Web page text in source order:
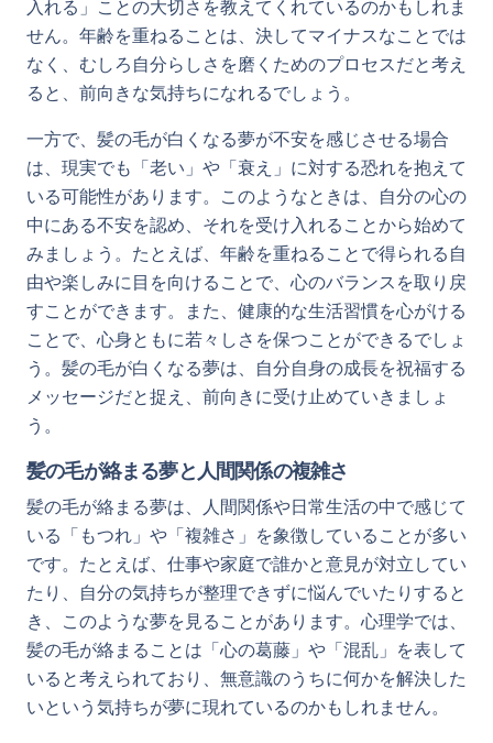
入れる」ことの大切さを教えてくれているのかもしれま
せん。年齢を重ねることは、決してマイナスなことでは
なく、むしろ自分らしさを磨くためのプロセスだと考え
ると、前向きな気持ちになれるでしょう。
一方で、髪の毛が白くなる夢が不安を感じさせる場合
は、現実でも「老い」や「衰え」に対する恐れを抱えて
いる可能性があります。このようなときは、自分の心の
中にある不安を認め、それを受け入れることから始めて
みましょう。たとえば、年齢を重ねることで得られる自
由や楽しみに目を向けることで、心のバランスを取り戻
すことができます。また、健康的な生活習慣を心がける
ことで、心身ともに若々しさを保つことができるでしょ
う。髪の毛が白くなる夢は、自分自身の成長を祝福する
メッセージだと捉え、前向きに受け止めていきましょ
う。
髪の毛が絡まる夢と人間関係の複雑さ
髪の毛が絡まる夢は、人間関係や日常生活の中で感じて
いる「もつれ」や「複雑さ」を象徴していることが多い
です。たとえば、仕事や家庭で誰かと意見が対立してい
たり、自分の気持ちが整理できずに悩んでいたりすると
き、このような夢を見ることがあります。心理学では、
髪の毛が絡まることは「心の葛藤」や「混乱」を表して
いると考えられており、無意識のうちに何かを解決した
いという気持ちが夢に現れているのかもしれません。